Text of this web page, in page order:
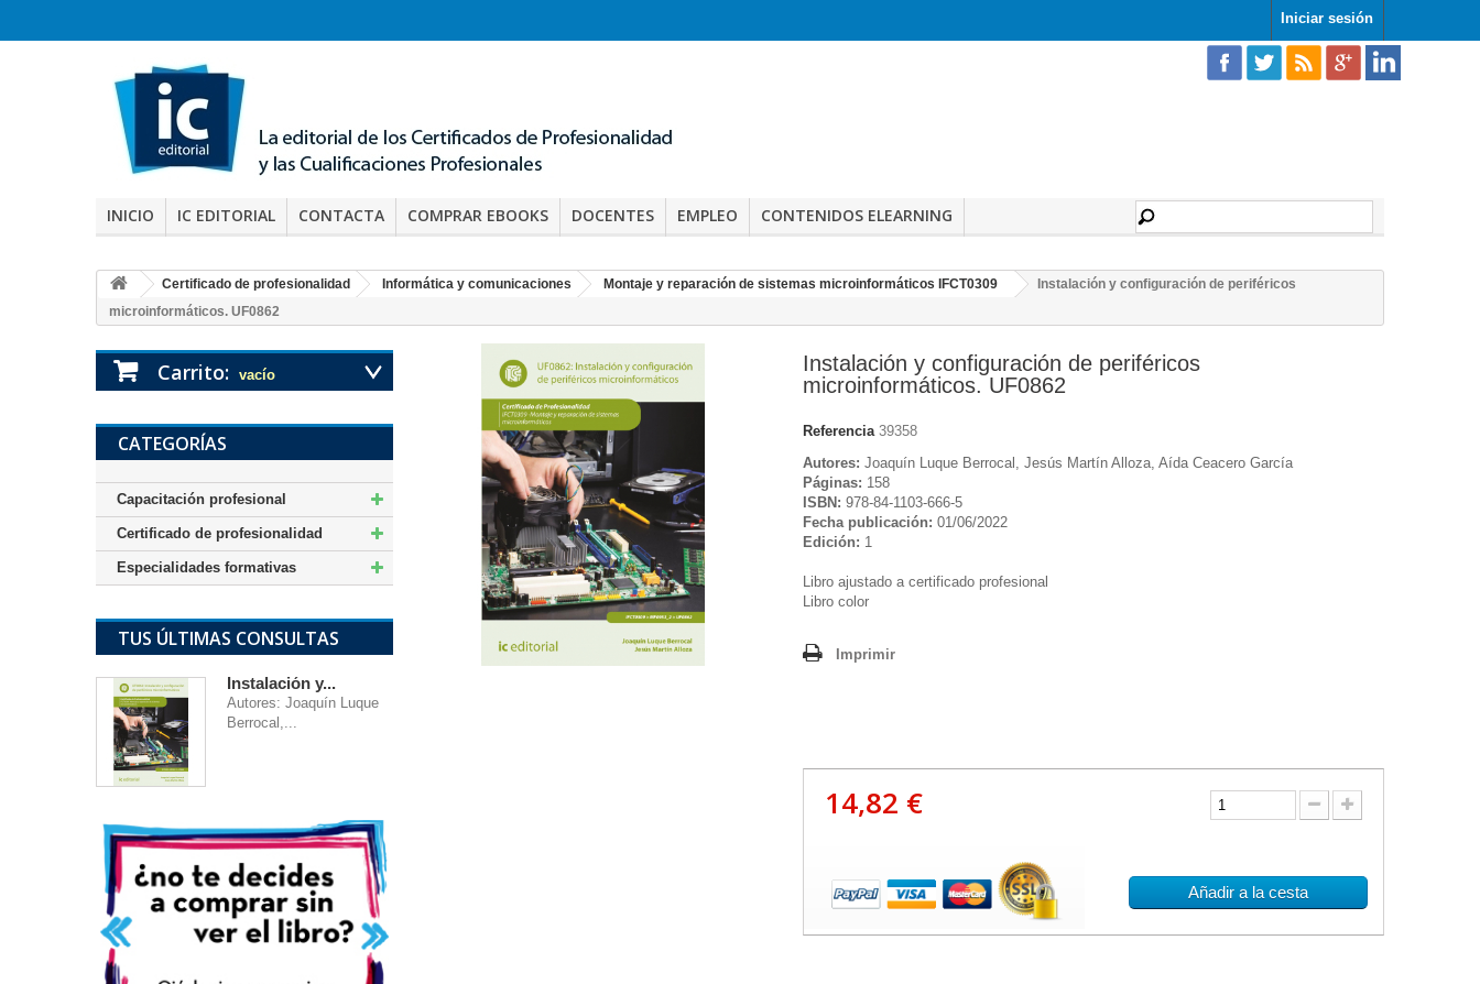
Iniciar sesión
INICIO IC EDITORIAL CONTACTA COMPRAR EBOOKS DOCENTES EMPLEO CONTENIDOS ELEARNING
Certificado de profesionalidad Informática y comunicaciones Montaje y reparación de sistemas microinformáticos IFCT0309
Instalación y configuración de periféricos
microinformáticos. UF0862
Carrito: vacío
CATEGORÍAS
Capacitación profesional
Certificado de profesionalidad
Especialidades formativas
TUS ÚLTIMAS CONSULTAS
Instalación y...
Autores: Joaquín Luque
Berrocal,...
Instalación y configuración de periféricos
microinformáticos. UF0862
Referencia 39358
Autores: Joaquín Luque Berrocal, Jesús Martín Alloza, Aída Ceacero García
Páginas: 158
ISBN: 978-84-1103-666-5
Fecha publicación: 01/06/2022
Edición: 1
Libro ajustado a certificado profesional
Libro color
Imprimir
14,82 €
Añadir a la cesta